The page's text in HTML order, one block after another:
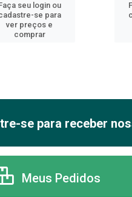
seu login ou
se para
ver preços e
comprar
se para receber
Meus Pedidos